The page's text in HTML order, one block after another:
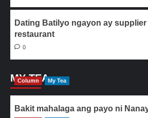
Dating Batilyo ngayon ay
restaurant
0
MY TEA
Column My Tea
Bakit mahalaga ang payo ni